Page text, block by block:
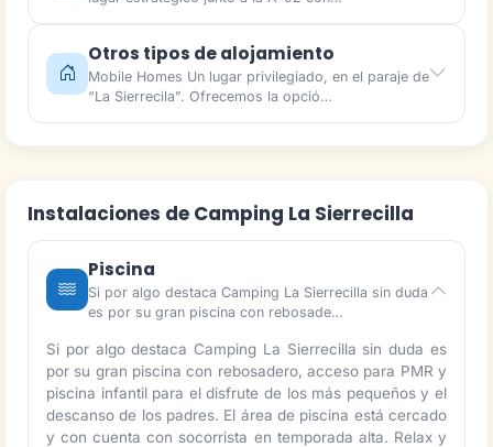
Otros tipos de alojamiento
Mobile Homes Un lugar privilegiado, en el paraje de
“La Sierrecila”. Ofrecemos la opció…
Instalaciones de Camping La Sierrecilla
Piscina
Si por algo destaca Camping La Sierrecilla sin duda
es por su gran piscina con rebosade…
Si por algo destaca Camping La Sierrecilla sin duda es
por su gran piscina con rebosadero, acceso para PMR y
piscina infantil para el disfrute de los más pequeños y el
descanso de los padres. El área de piscina está cercado
y con cuenta con socorrista en temporada alta. Relax y